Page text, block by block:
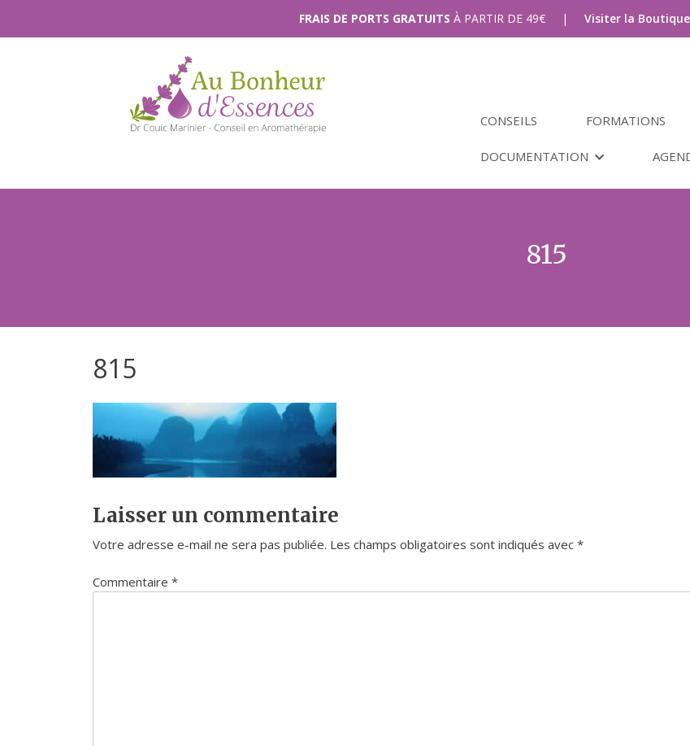
FRAIS DE PORTS GRATUITS À PARTIR DE 49€ | Visiter la Boutique
CONSEILS FORMATIONS
DOCUMENTATION
815
815
Laisser un commentaire
Votre adresse e-mail ne sera pas publiée. Les champs obligatoires sont indiqués avec *
Commentaire *